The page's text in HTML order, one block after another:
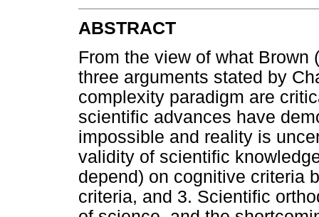
ABSTRACT
From the view of what
three arguments stated by
complexity paradigm are
scientific advances have
impossible and reality is
validity of scientific
depend) on cognitive criteria
criteria, and 3. Scientific